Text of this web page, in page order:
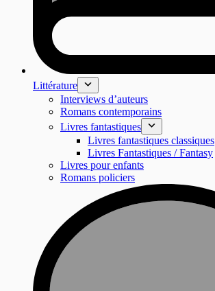
Littérature
Interviews d’auteurs
Romans contemporains
Livres fantastiques
Livres fantastiques classiques
Livres Fantastiques / Fantasy
Livres pour enfants
Romans policiers